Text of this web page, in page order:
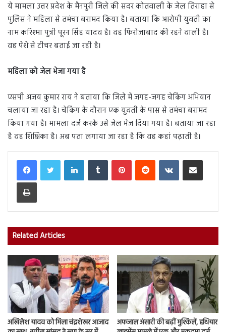
ये मामला उत्तर प्रदेश के मैनपुरी जिले की सदर कोतवाली के जेल तिराहा से
पुलिस ने महिला से तमंचा बरामद किया है। बताया कि आरोपी युवती का
नाम करिश्मा पुत्री पूरन सिंह यादव है। वह फिरोजाबाद की रहने वाली है।
वह पेशे से टीचर बताई जा रही है।
महिला को जेल भेजा गया है
एसपी अजय कुमार राय ने बताया कि जिले में जगह-जगह चेकिंग अभियान
चलाया जा रहा है। चेकिंग के दौरान एक युवती के पास से तमंचा बरामद
किया गया है। मामला दर्ज करके उसे जेल भेज दिया गया है। बताया जा रहा
है वह शिक्षिका है। अब पता लगाया जा रहा है कि वह कहां पढ़ाती है।
LinkedInTumblr PinterestReddit VKontakteShare via Email
Print
Related Articles
अखिलेश यादव को मिला चंद्रशेखर आजाद
अफजाल अंसारी की बढ़ीं मुश्किलें, हथियार